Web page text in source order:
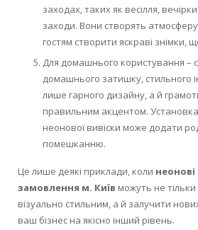
заходах, таких як весілля,
заходи. Вони створять
гостям створити яскраві знімки,
Для домашнього користування –
домашнього затишку, стильного
лише гарного дизайну, а й
правильним акцентом. Установка
неонової вивіски може додати
помешканню.
Це лише деякі приклади, коли неонові
замовлення м. Київ можуть не
візуально стильним, а й залучити
ваш бізнес на якісно інший рівень.